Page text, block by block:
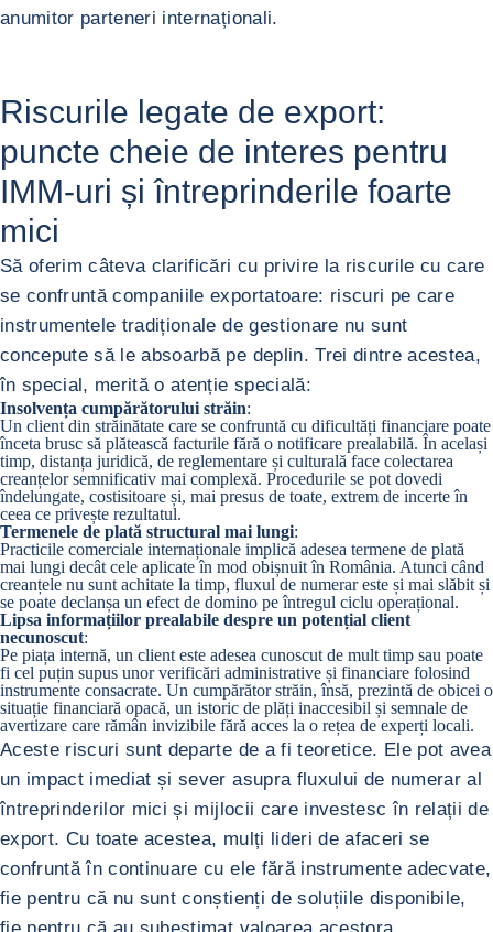
anumitor parteneri internaționali.
Riscurile legate de export:
puncte cheie de interes pentru
IMM-uri și întreprinderile foarte
mici
Să oferim câteva clarificări cu privire la riscurile cu care
se confruntă companiile exportatoare: riscuri pe care
instrumentele tradiționale de gestionare nu sunt
concepute să le absoarbă pe deplin. Trei dintre acestea,
în special, merită o atenție specială:
Insolvența cumpărătorului străin:
Un client din străinătate care se confruntă cu dificultăți financiare poate
înceta brusc să plătească facturile fără o notificare prealabilă. În același
timp, distanța juridică, de reglementare și culturală face colectarea
creanțelorsemnificativ mai complexă. Procedurile se pot dovedi
îndelungate, costisitoare și, mai presus de toate, extrem de incerte în
ceea ce privește rezultatul.
Termenele de plată structural mai lungi:
Practicile comerciale internaționale implică adesea termene de plată
mai lungi decât cele aplicate în mod obișnuit în România. Atunci când
creanțele nu sunt achitate la timp, fluxul de numerar este și mai slăbit și
se poate declanșa un efect de domino pe întregul ciclu operațional.
Lipsa informațiilor prealabile despre un potențial client
necunoscut:
Pe piața internă, un client este adesea cunoscut de mult timp sau poate
fi cel puțin supus unor verificări administrative și financiare folosind
instrumente consacrate. Un cumpărător străin, însă, prezintă de obicei o
situație financiară opacă, un istoric de plăți inaccesibil și semnale de
avertizare care rămân invizibile fără acces la o rețea de experți locali.
Aceste riscuri sunt departe de a fi teoretice. Ele pot avea
un impact imediat și sever asupra fluxului de numerar al
întreprinderilor mici și mijlocii care investesc în relații de
export. Cu toate acestea, mulți lideri de afaceri se
confruntă în continuare cu ele fără instrumente adecvate,
fie pentru că nu sunt conștienți de soluțiile disponibile,